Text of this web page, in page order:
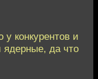
у конкурентов и
да что